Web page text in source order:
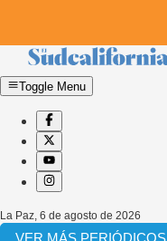
Toggle Menu
La Paz 6 de agosto de 2026
VER MÁS PERIÓDICOS